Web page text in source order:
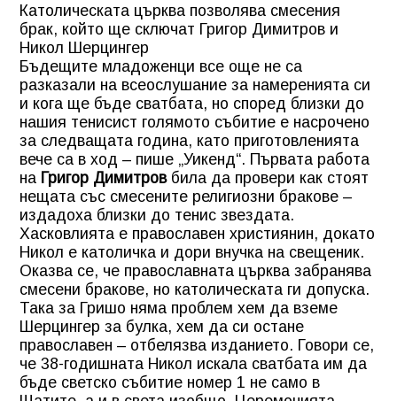
Католическата църква позволява смесения
брак, който ще сключат Григор Димитров и
Никол Шерцингер
Бъдещите младоженци все още не са
разказали на всеослушание за намеренията си
и кога ще бъде сватбата, но според близки до
нашия тенисист голямото събитие е насрочено
за следващата година, като приготовленията
вече са в ход – пише „Уикенд“. Първата работа
на Григор Димитровбила да провери как стоят
нещата със смесените религиозни бракове –
издадоха близки до тенис звездата.
Хасковлията е православен християнин, докато
Никол е католичка и дори внучка на свещеник.
Оказва се, че православната църква забранява
смесени бракове, но католическата ги допуска.
Така за Гришо няма проблем хем да вземе
Шерцингер за булка, хем да си остане
православен – отбелязва изданието. Говори се,
че 38-годишната Никол искала сватбата им да
бъде светско събитие номер 1 не само в